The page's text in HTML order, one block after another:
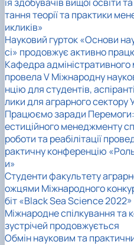
ія здобувачів вищої освіти
тання теорії та практики
икликів»
Науковий гурток «Основи
сі» продовжує активно
Кафедра
провела V Міжнародну
нцію для студентів,
лики для аграрного сектору
Працюємо заради
естиційного менеджменту
роботи та реабілітації
рактичну конференцію
и»
Студенти факультету
ожцями Міжнародного
біт «Black Sea Science 2022»
Міжнародне спілкування та
зустрічей продовжується
Обмін науковим та